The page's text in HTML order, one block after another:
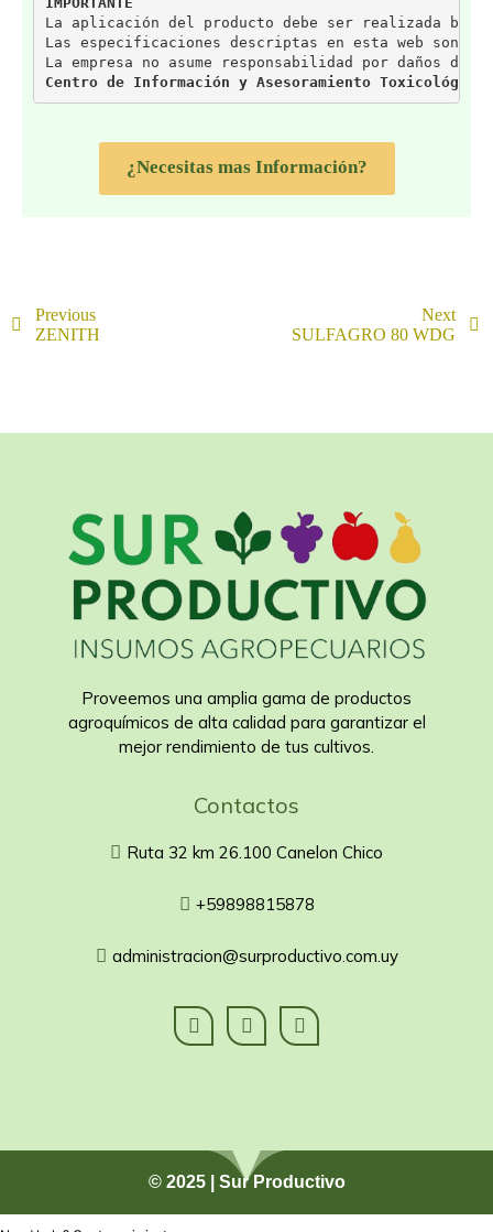
La aplicación del producto debe ser realizada
Las especificaciones descriptas en esta web son
La empresa no asume responsabilidad por daños
Centro de Información y Asesoramiento
¿Necesitas mas Información?
Previous
ZENITH
Next
SULFAGRO 80 WDG
Proveemos una amplia gama de productos
agroquímicos de alta calidad para garantizar el
mejor rendimiento de tus cultivos.
Contactos
Ruta 32 km 26.100 Canelon Chico
+59898815878
administracion@surproductivo.com.uy
© 2025 | Sur Productivo